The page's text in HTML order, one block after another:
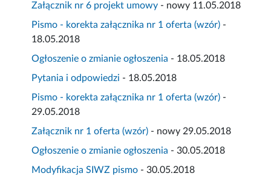
Załącznik nr 6 projekt umowy - nowy 11.05.2018
Pismo - korekta załącznika nr 1 oferta (wzór) -
18.05.2018
Ogłoszenie o zmianie ogłoszenia - 18.05.2018
Pytania i odpowiedzi - 18.05.2018
Pismo - korekta załącznika nr 1 oferta (wzór) -
29.05.2018
Załącznik nr 1 oferta (wzór) - nowy 29.05.2018
Ogłoszenie o zmianie ogłoszenia - 30.05.2018
Modyfikacja SIWZ pismo - 30.05.2018